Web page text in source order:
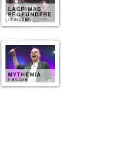
LACRIMAS
PROFUNDERE
12 BILDER
MYTHEMIA
8 BILDER